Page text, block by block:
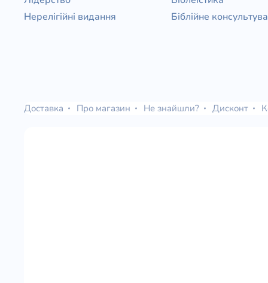
Нерелігійні видання
Біблійне
Доставка Про магазин Не знайшли? Дисконт